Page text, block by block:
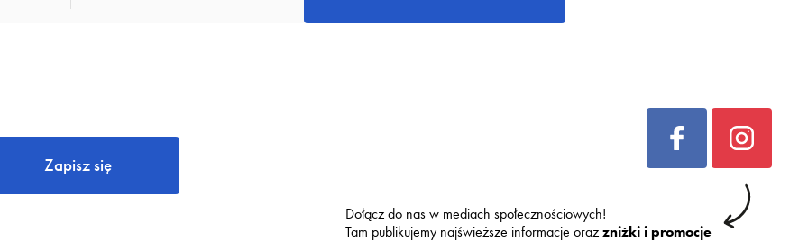
Zapisz się
Dołącz do nas w mediach społecznościowych!
Tam publikujemy najświeższe informacje oraz zniżki i promocje